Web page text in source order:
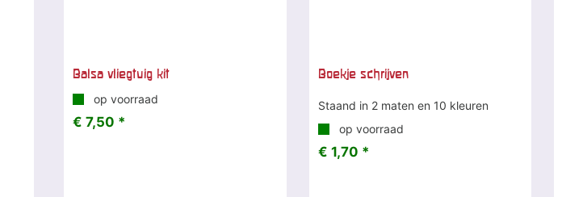
Balsa vliegtuig kit
op voorraad
€ 7,50 *
Boekje schrijven
Staand in 2 maten en 10 kleuren
op voorraad
€ 1,70 *